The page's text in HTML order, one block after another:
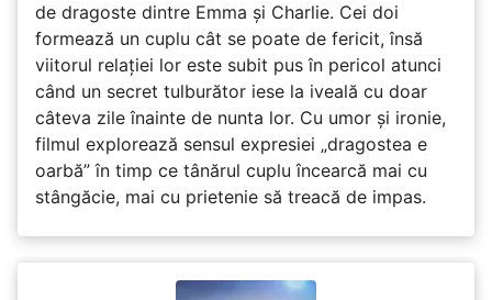
de dragoste dintre Emma și Charlie. Cei doi
formează un cuplu cât se poate de fericit, însă
viitorul relației lor este subit pus în pericol atunci
când un secret tulburător iese la iveală cu doar
câteva zile înainte de nunta lor. Cu umor și ironie,
filmul explorează sensul expresiei „dragostea e
oarbă” în timp ce tânărul cuplu încearcă mai cu
stângăcie, mai cu prietenie să treacă de impas.